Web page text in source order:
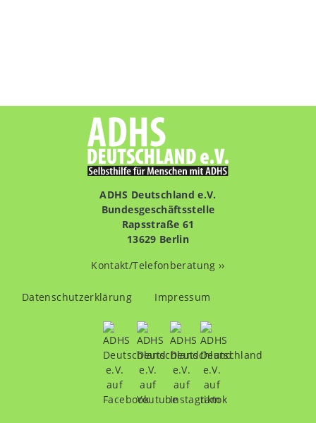
ADHS Deutschland e.V.
Bundesgeschäftsstelle
Rapsstraße 61
13629 Berlin
Kontakt/Telefonberatung ››
Fußzeilenmenü
Datenschutzerklärung Impressum